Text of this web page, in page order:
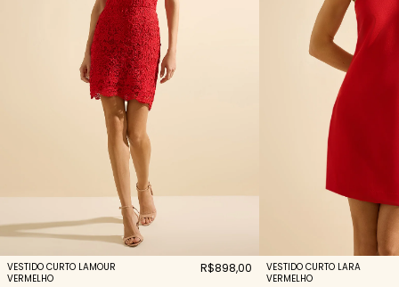
VESTIDO CURTO LAMOUR
VERMELHO
R$898,00
VESTIDO CURTO LARA
VERMELHO